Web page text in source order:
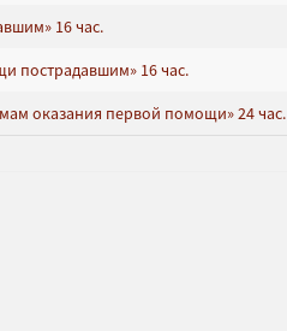
16 час.
пострадавшим» 16 час.
оказания первой помощи» 24 час.